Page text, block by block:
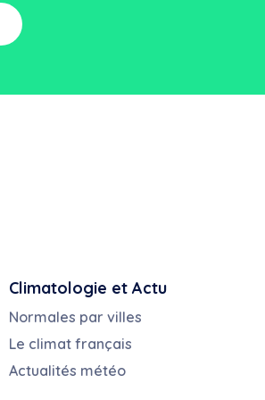
Climatologie et Actu
Normales par villes
Le climat français
Actualités météo